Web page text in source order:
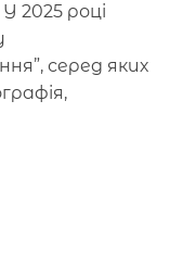
2025 році
серед яких